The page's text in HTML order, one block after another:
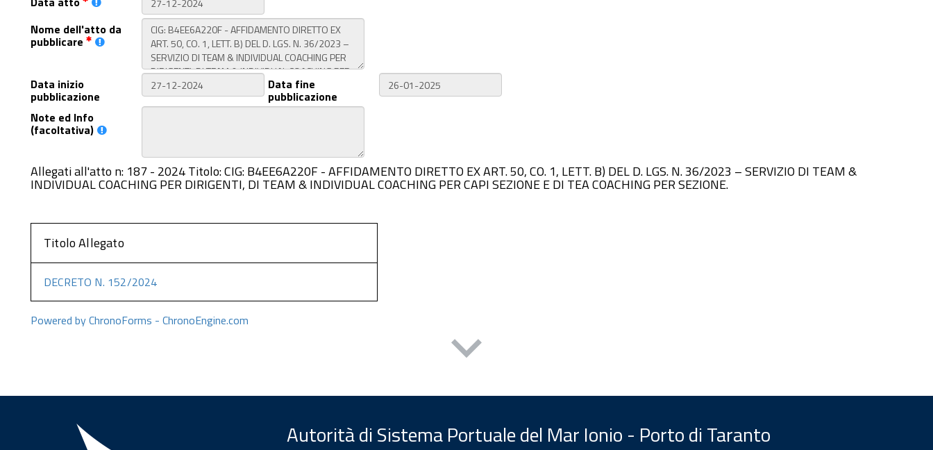
Nome dell'atto da
pubblicare
Data inizio
pubblicazione
Data fine
pubblicazione
Note ed Info
(facoltativa)
Allegati all'atto n: 187 - 2024 Titolo: CIG: B4EE6A220F - AFFIDAMENTO DIRETTO EX ART. 50, CO. 1, LETT. B) DEL D. LGS. N. 36/2023 – SERVIZIO DI TEAM &
INDIVIDUAL COACHING PER DIRIGENTI, DI TEAM & INDIVIDUAL COACHING PER CAPI SEZIONE E DI TEA COACHING PER SEZIONE.
Titolo Allegato
DECRETO N. 152/2024
Powered by ChronoForms - ChronoEngine.com
Autorità di Sistema Portuale del Mar Ionio - Porto di Taranto